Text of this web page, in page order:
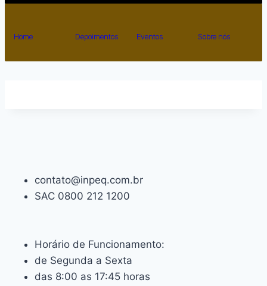
Home Depoimentos Eventos Sobre nós
contato@inpeq.com.br
SAC 0800 212 1200
Horário de Funcionamento:
de Segunda a Sexta
das 8:00 as 17:45 horas